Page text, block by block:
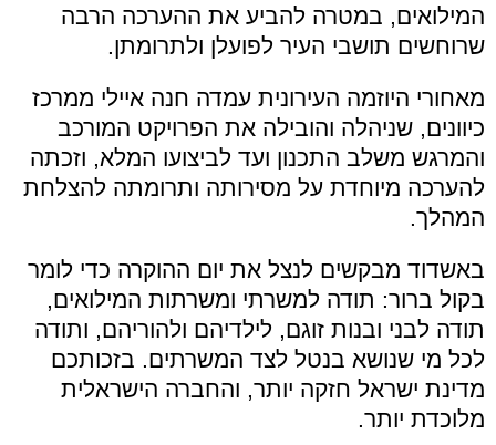
המילואים, במטרה להביע את ההערכה הרבה
שרוחשים תושבי העיר לפועלן ולתרומתן.
מאחורי היוזמה העירונית עמדה חנה איילי ממרכז
כיוונים, שניהלה והובילה את הפרויקט המורכב
והמרגש משלב התכנון ועד לביצועו המלא, וזכתה
להערכה מיוחדת על מסירותה ותרומתה להצלחת
המהלך.
באשדוד מבקשים לנצל את יום ההוקרה כדי לומר
בקול ברור: תודה למשרתי ומשרתות המילואים,
תודה לבני ובנות זוגם, לילדיהם ולהוריהם, ותודה
לכל מי שנושא בנטל לצד המשרתים. בזכותכם
מדינת ישראל חזקה יותר, והחברה הישראלית
מלוכדת יותר.